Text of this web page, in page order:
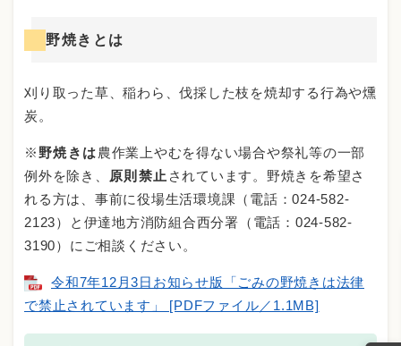
野焼きとは
刈り取った草、稲わら、伐採した枝を焼却する行為や燻
炭。
※ 野焼きは農作業上やむを得ない場合や祭礼等の一部
例外を除き、
原則禁止 されています。野焼きを希望さ
れる方は、事前に役場生活環境課（電話：024-582-
2123）と伊達地方消防組合西分署（電話：024-582-
3190）にご相談ください。
令和7年12月3日お知らせ版「ごみの野焼きは法律
で禁止されています」 [PDFファイル／1.1MB]